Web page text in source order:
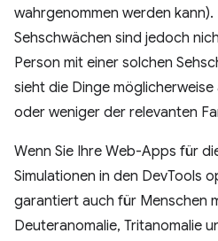
wahrgenommen werden kann).
Sehschwächen sind jedoch
Person mit einer solchen
sieht die Dinge
oder weniger der relevanten
Wenn Sie Ihre Web-Apps für
Simulationen in den DevTools
garantiert auch für Menschen
Deuteranomalie, Tritanomalie